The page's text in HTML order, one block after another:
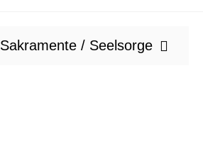
Sakramente / Seelsorge